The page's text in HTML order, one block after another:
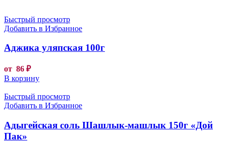
Быстрый просмотр
Добавить в Избранное
Аджика уляпская 100г
от 86 ₽
В корзину
Быстрый просмотр
Добавить в Избранное
Адыгейская соль Шашлык-машлык 150г «Дой
Пак»